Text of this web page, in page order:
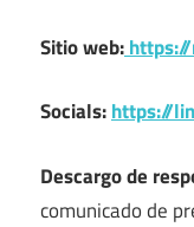
Sitio web:
Socials:https://
Descargo de
comunicado de